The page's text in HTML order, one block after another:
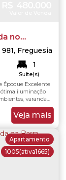
no
- Rio de
981, Freguesia
1
Suíte(s)
Époque Excelente
iluminação
varanda
independente,
em ótimo estado
Veja mais
1005(ativa1665)
Apartamento